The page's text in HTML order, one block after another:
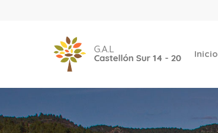
Inicio